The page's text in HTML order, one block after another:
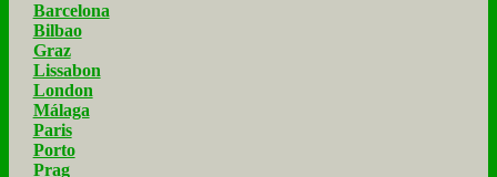
Barcelona
Bilbao
Graz
Lissabon
London
Málaga
Paris
Porto
Prag